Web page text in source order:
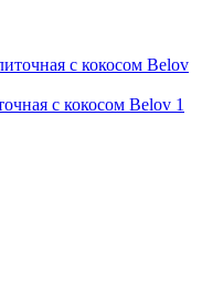
с кокосом Belov 1